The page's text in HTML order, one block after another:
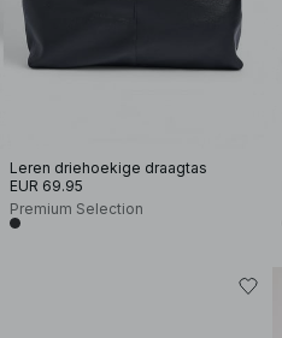
Leren driehoekige draagtas
EUR 69.95
Premium Selection